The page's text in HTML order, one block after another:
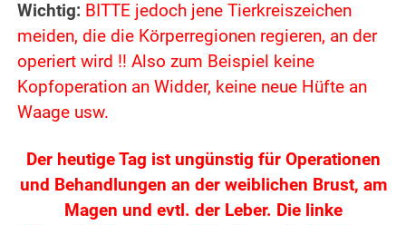
Wichtig: BITTE jedoch jene Tierkreiszeichen
meiden, die die Körperregionen regieren, an der
operiert wird !! Also zum Beispiel keine
Kopfoperation an Widder, keine neue Hüfte an
Waage usw.
Der heutige Tag ist ungünstig für Operationen
und Behandlungen an der weiblichen Brust, am
Magen und evtl. der Leber. Die linke